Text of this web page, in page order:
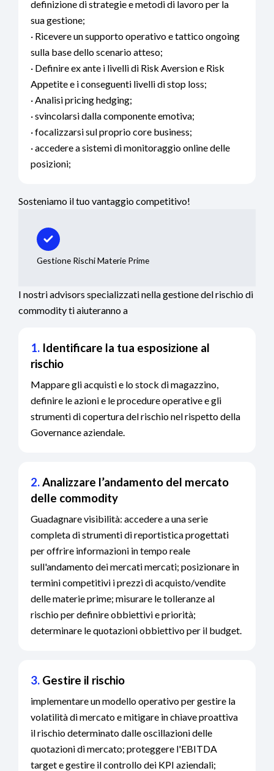
definizione di strategie e metodi di lavoro per la
sua gestione;
· Ricevere un supporto operativo e tattico ongoing
sulla base dello scenario atteso;
· Definire ex ante i livelli di Risk Aversion e Risk
Appetite e i conseguenti livelli di stop loss;
· Analisi pricing hedging;
· svincolarsi dalla componente emotiva;
· focalizzarsi sul proprio core business;
· accedere a sistemi di monitoraggio online delle
posizioni;
Sosteniamo il tuo vantaggio competitivo!
Gestione Rischi Materie Prime
I nostri advisors specializzati nella gestione del rischio di
commodity ti aiuteranno a
1. Identificare la tua esposizione al
rischio
Mappare gli acquisti e lo stock di magazzino,
definire le azioni e le procedure operative e gli
strumenti di copertura del rischio nel rispetto della
Governance aziendale.
2.Analizzare l’andamento del mercato
delle commodity
Guadagnare visibilità: accedere a una serie
completa di strumenti di reportistica progettati
per offrire informazioni in tempo reale
sull'andamento dei mercati mercati; posizionare in
termini competitivi i prezzi di acquisto/vendite
delle materie prime; misurare le tolleranze al
rischio per definire obbiettivi e priorità;
determinare le quotazioni obbiettivo per il budget.
3. Gestire il rischio
implementare un modello operativo per gestire la
volatilità di mercato e mitigare in chiave proattiva
il rischio determinato dalle oscillazioni delle
quotazioni di mercato; proteggere l'EBITDA
target e gestire il controllo dei KPI aziendali;